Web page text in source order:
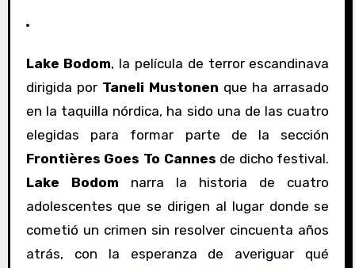
Lake Bodom, la película de terror escandinava
dirigida por Taneli Mustonen que ha arrasado
en la taquilla nórdica, ha sido una de las cuatro
elegidas para formar parte de la sección
Frontières Goes To Cannes de dicho festival.
Lake Bodom narra la historia de cuatro
adolescentes que se dirigen al lugar donde se
cometió un crimen sin resolver cincuenta años
atrás, con la esperanza de averiguar qué